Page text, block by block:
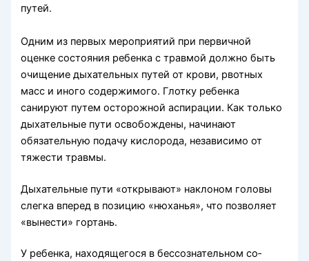
путей.
Одним из первых мероприятий при первичной
оценке состояния ребенка с трав­мой должно быть
очищение дыхательных путей от крови, рвотных
масс и иного содержимого. Глотку ребенка
санируют путем осторожной аспирации. Как только
дыхательные пути освобождены, начи­нают
обязательную подачу кислорода, независимо от
тяжести травмы.
Дыхательные пути «открывают» наклоном голо­вы
слегка вперед в позицию «нюханья», что по­зволяет
«вынести» гортань.
У ребенка, находящегося в бессознательном со­